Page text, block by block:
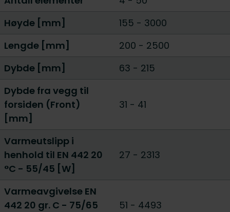
Høyde [mm]
155 - 3000
Lengde [mm]
200 - 2500
Dybde [mm]
63 - 215
Dybde fra vegg til
forsiden (Front)
[mm]
31 - 41
Varmeutslipp i
henhold til EN 442 20
°C - 55/45 [W]
27 - 2313
Varmeavgivelse EN
442 20 gr. C - 75/65
51 - 4493